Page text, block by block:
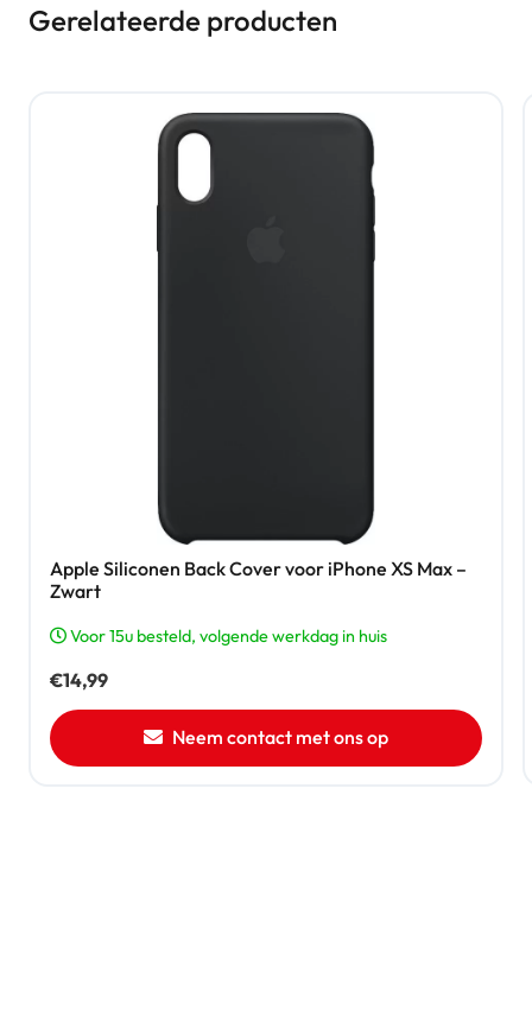
Gerelateerde producten
Apple Siliconen Back Cover voor iPhone XS Max –
Zwart
Voor 15u besteld, volgende werkdag in huis
€14,99
Neem contact met ons op